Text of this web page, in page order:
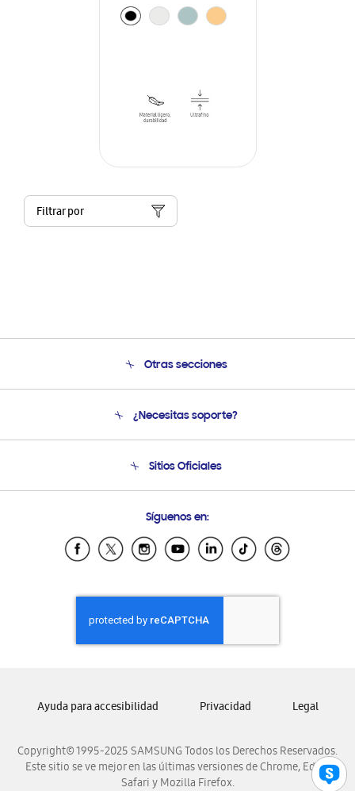
Filtrar por
Otras secciones
Soporte
Condiciones de Compra
¿Necesitas soporte?
Soporte vía eMail
Sitios Oficiales
Samsung Ecuador
Samsung El Salvador
Samsung Honduras
Samsung Nicaragua
Samsung Panamá
Samsung Venezuela
Síguenos en:
Copyright© 1995-2025 SAMSUNG Todos los Derechos Reservados.
Este sitio se ve mejor en las últimas versiones de Chrome, Edge,
Safari y Mozilla Firefox.
Ayuda para accesibilidad Privacidad Legal